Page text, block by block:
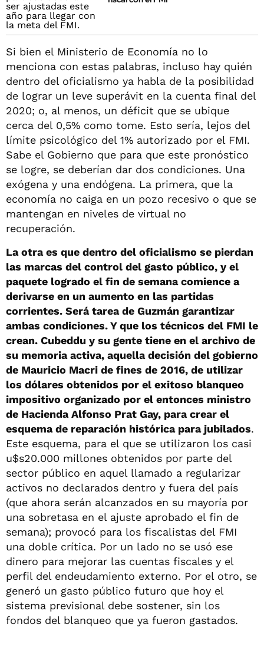
Si bien el Ministerio de Economía no lo
menciona con estas palabras, incluso hay quién
dentro del oficialismo ya habla de la posibilidad
de lograr un leve superávit en la cuenta final del
2020; o, al menos, un déficit que se ubique
cerca del 0,5% como tome. Esto sería, lejos del
límite psicológico del 1% autorizado por el FMI.
Sabe el Gobierno que para que este pronóstico
se logre, se deberían dar dos condiciones. Una
exógena y una endógena. La primera, que la
economía no caiga en un pozo recesivo o que se
mantengan en niveles de virtual no
recuperación.
La otra es que dentro del oficialismo se pierdan
las marcas del control del gasto público, y el
paquete logrado el fin de semana comience a
derivarse en un aumento en las partidas
corrientes. Será tarea de Guzmán garantizar
ambas condiciones. Y que los técnicos del FMI le
crean. Cubeddu y su gente tiene en el archivo de
su memoria activa, aquella decisión del gobierno
de Mauricio Macri de fines de 2016, de utilizar
los dólares obtenidos por el exitoso blanqueo
impositivo organizado por el entonces ministro
de Hacienda Alfonso Prat Gay, para crear el
esquema de reparación histórica para jubilados.
Este esquema, para el que se utilizaron los casi
u$s20.000 millones obtenidos por parte del
sector público en aquel llamado a regularizar
activos no declarados dentro y fuera del país
(que ahora serán alcanzados en su mayoría por
una sobretasa en el ajuste aprobado el fin de
semana); provocó para los fiscalistas del FMI
una doble crítica. Por un lado no se usó ese
dinero para mejorar las cuentas fiscales y el
perfil del endeudamiento externo. Por el otro, se
generó un gasto público futuro que hoy el
sistema previsional debe sostener, sin los
fondos del blanqueo que ya fueron gastados.